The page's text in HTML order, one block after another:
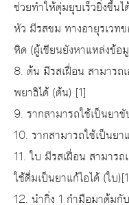
ช่วยทำให้ตุ่มยุบเร็วยิ่งขึ้น
หัว มีรสขม ทางอายุรเวท
หิด (ผู้เขียนยังหาแหล่งข้อ
8. ต้น มีรสเฝื่อน สามารถ
พยาธิได้ (ต้น) [1]
9. รากสามารถใช้เป็นยา
10. รากสามารถใช้เป็นยา
11. ใบ มีรสเฝื่อน สามาร
ใช้ดื่มเป็นยาแก้ไอได้ (ใบ
12. นำกิ่ง 1 กำมือมาต้มกั